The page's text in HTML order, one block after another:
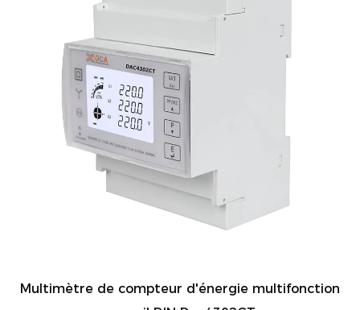
Multimètre de compteur d'énergie multifonction